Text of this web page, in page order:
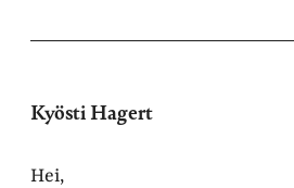
Kyösti Hagert
Hei,